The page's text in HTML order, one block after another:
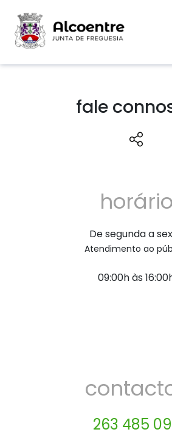
fale
horário
De segunda a
Atendimento ao
09:00h às
263 485